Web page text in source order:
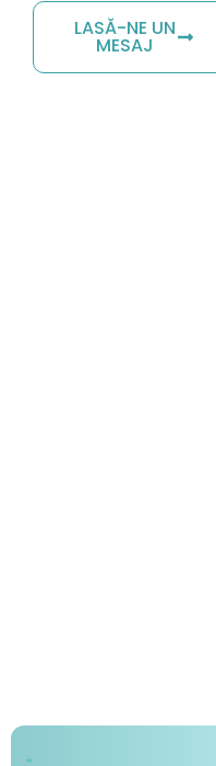
LASĂ-NE UN
MESAJ